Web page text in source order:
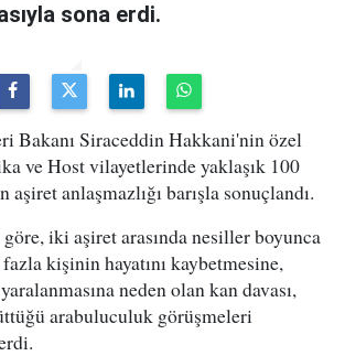
sona erdi.
Bakanı Siraceddin Hakkani'nin özel
ve Host vilayetlerinde yaklaşık 100
aşiret anlaşmazlığı barışla sonuçlandı.
iki aşiret arasında nesiller boyunca
kişinin hayatını kaybetmesine,
neden olan kan davası,
arabuluculuk görüşmeleri